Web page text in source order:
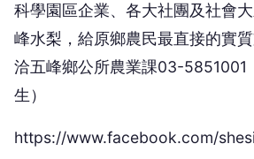
科學園區企業、各大社團及社會
峰水梨，給原鄉農民最直接的實
洽五峰鄉公所農業課03-5851001
生）
https://www.facebook.com/